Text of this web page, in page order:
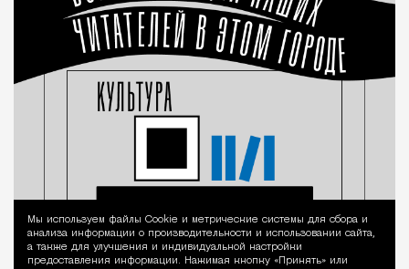
Уведомление
Мы используем файлы Сookie и метрические системы для сбора и
анализа информации о производительности и использовании сайта,
а также для улучшения и индивидуальной настройки
предоставления информации. Нажимая кнопку «Принять» или